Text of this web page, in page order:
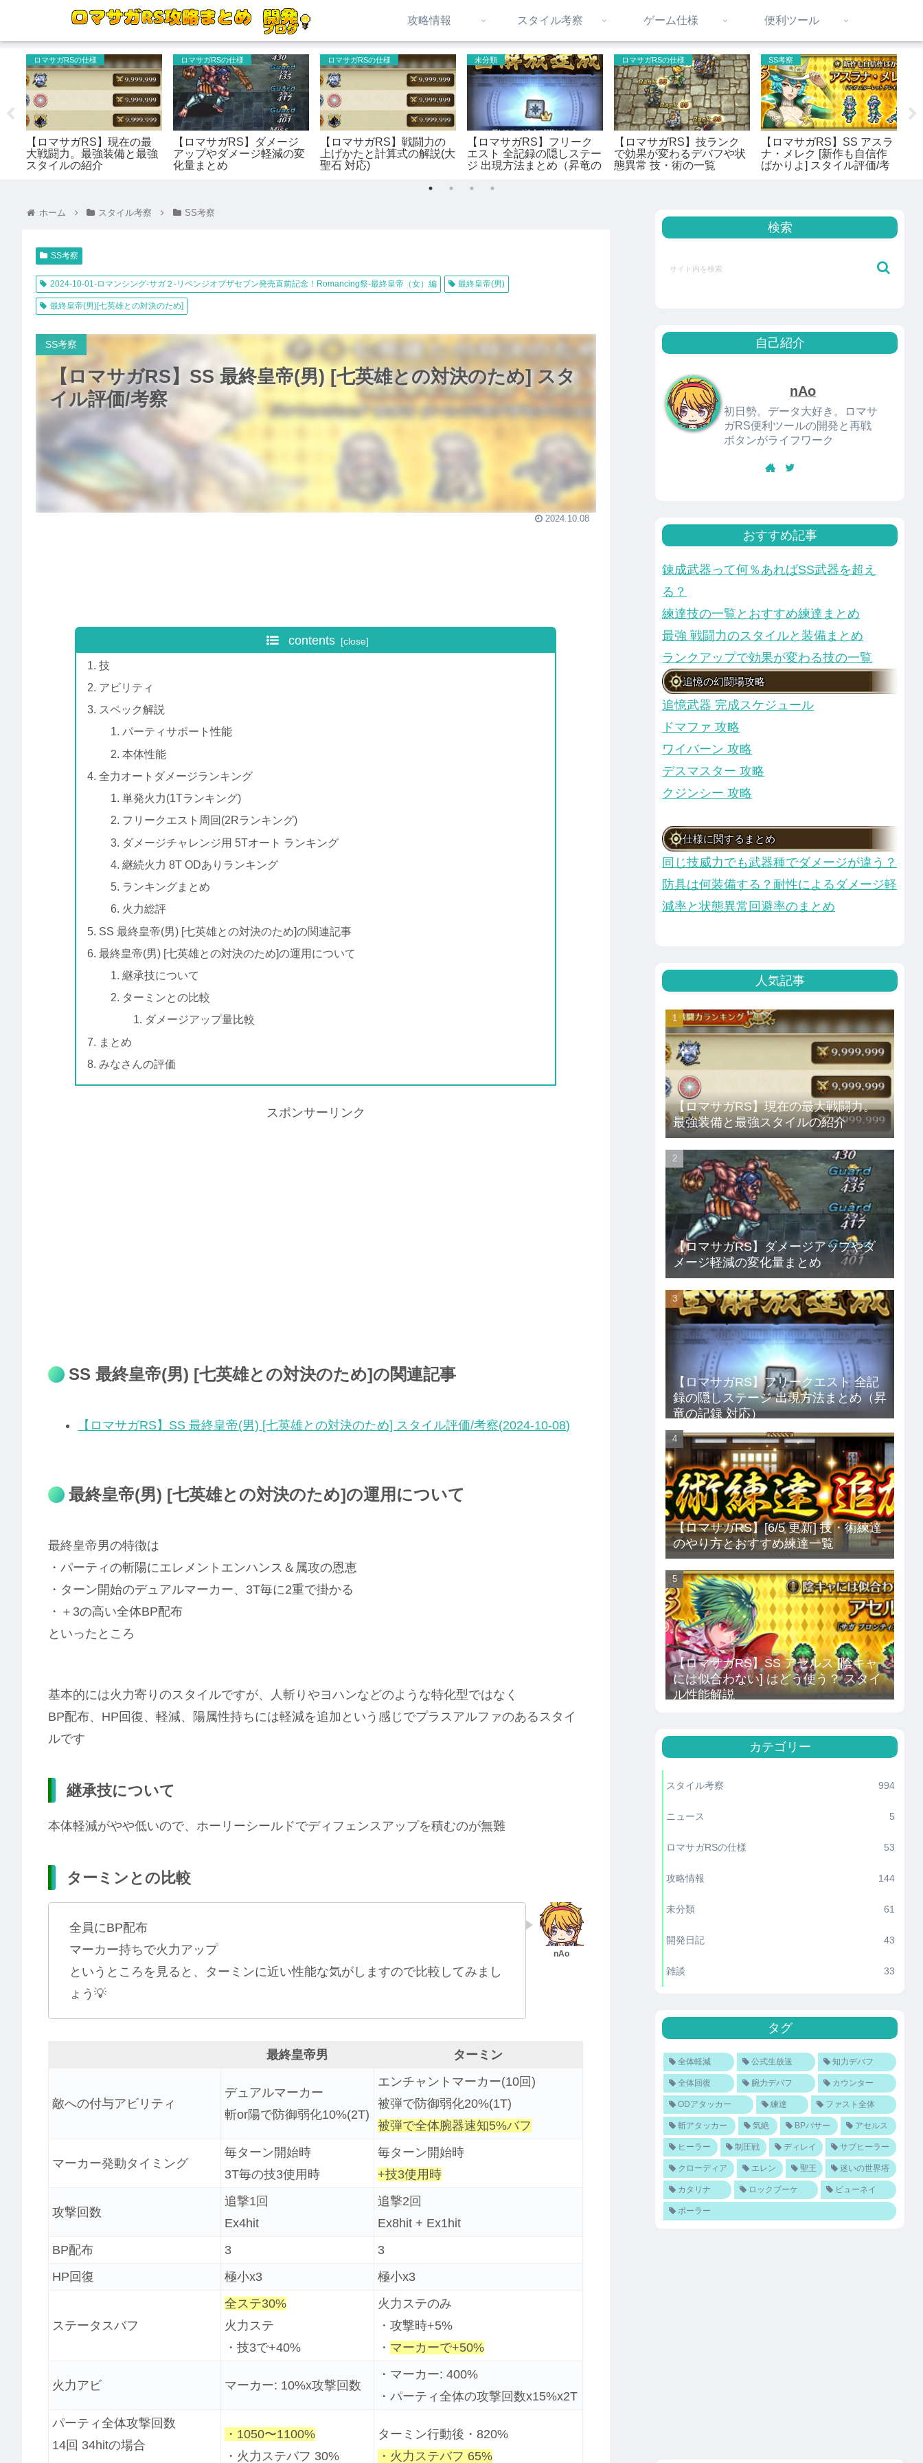
攻略情報 スタイル考察 ゲーム仕様 便利ツール
ロマサガRSの仕様
【ロマサガRS】現在の最
大戦闘力。最強装備と最強
スタイルの紹介
ロマサガRSの仕様
【ロマサガRS】ダメージ
アップやダメージ軽減の変
化量まとめ
ロマサガRSの仕様
【ロマサガRS】戦闘力の
上げかたと計算式の解説(大
聖石 対応)
未分類
【ロマサガRS】フリーク
エスト 全記録の隠しステー
ジ 出現方法まとめ（昇竜の
ロマサガRSの仕様
【ロマサガRS】技ランク
で効果が変わるデバフや状
態異常 技・術の一覧
SS考察
【ロマサガRS】SS アスラ
ナ・メレク [新作も自信作
ばかりよ] スタイル評価/考
ホーム スタイル考察 SS考察
SS考察
2024-10-01-ロマンシング-サガ２-リベンジオブザセブン発売直前記念！Romancing祭-最終皇帝（女）編 最終皇帝(男)
最終皇帝(男)[七英雄との対決のため]
【ロマサガRS】SS 最終皇帝(男) [七英雄との対決のため] スタ
イル評価/考察
SS考察
2024.10.08
contents
技
アビリティ
スペック解説
パーティサポート性能
本体性能
全力オートダメージランキング
単発火力(1Tランキング)
フリークエスト周回(2Rランキング)
ダメージチャレンジ用 5Tオート ランキング
継続火力 8T ODありランキング
ランキングまとめ
火力総評
SS 最終皇帝(男) [七英雄との対決のため]の関連記事
最終皇帝(男) [七英雄との対決のため]の運用について
継承技について
ターミンとの比較
ダメージアップ量比較
まとめ
みなさんの評価
スポンサーリンク
SS 最終皇帝(男) [七英雄との対決のため]の関連記事
【ロマサガRS】SS 最終皇帝(男) [七英雄との対決のため] スタイル評価/考察(2024-10-08)
最終皇帝(男) [七英雄との対決のため]の運用について
最終皇帝男の特徴は
・パーティの斬陽にエレメントエンハンス＆属攻の恩恵
・ターン開始のデュアルマーカー、3T毎に2重で掛かる
・＋3の高い全体BP配布
といったところ
基本的には火力寄りのスタイルですが、人斬りやヨハンなどのような特化型ではなく
BP配布、HP回復、軽減、陽属性持ちには軽減を追加という感じでプラスアルファのあるスタイ
ルです
継承技について
本体軽減がやや低いので、ホーリーシールドでディフェンスアップを積むのが無難
ターミンとの比較
全員にBP配布
マーカー持ちで火力アップ
というところを見ると、ターミンに近い性能な気がしますので比較してみまし
ょう💡
最終皇帝男 ターミン
敵への付与アビリティ
デュアルマーカー
斬or陽で防御弱化10%(2T)
エンチャントマーカー(10回)
被弾で防御弱化20%(1T)
被弾で全体腕器速知5%バフ
マーカー発動タイミング
毎ターン開始時
3T毎の技3使用時
毎ターン開始時
+技3使用時
攻撃回数
追撃1回
Ex4hit
追撃2回
Ex8hit + Ex1hit
BP配布
3
3
HP回復
極小x3 極小x3
ステータスバフ
全ステ30%
火力ステ
・技3で+40%
火力ステのみ
・攻撃時+5%
・ マーカーで+50%
火力アビ マーカー: 10%x攻撃回数
・マーカー: 400%
・パーティ全体の攻撃回数x15%x2T
パーティ全体攻撃回数
14回 34hitの場合
・1050〜1100%
・火力ステバフ 30%
ターミン行動後・820%
・火力ステバフ 65%
検索
自己紹介
nAo
初日勢。データ大好き。ロマサ
ガRS便利ツールの開発と再戦
ボタンがライフワーク
おすすめ記事
錬成武器って何％あればSS武器を超え
る？
練達技の一覧とおすすめ練達まとめ
最強 戦闘力のスタイルと装備まとめ
ランクアップで効果が変わる技の一覧
追憶の幻闘場攻略
追憶武器 完成スケジュール
ドマファ 攻略
ワイバーン 攻略
デスマスター 攻略
クジンシー 攻略
仕様に関するまとめ
同じ技威力でも武器種でダメージが違う？
防具は何装備する？耐性によるダメージ軽
減率と状態異常回避率のまとめ
人気記事
【ロマサガRS】現在の最大戦闘力。
最強装備と最強スタイルの紹介
【ロマサガRS】ダメージアップやダ
メージ軽減の変化量まとめ
【ロマサガRS】フリークエスト 全記
録の隠しステージ 出現方法まとめ（昇
竜の記録 対応）
【ロマサガRS】[6/5 更新] 技・術練達
のやり方とおすすめ練達一覧
【ロマサガRS】SS アセルス [陰キャ
には似合わない] はどう使う？ スタイ
ル性能解説
カテゴリー
スタイル考察 994
ニュース 5
ロマサガRSの仕様 53
攻略情報 144
未分類 61
開発日記 43
雑談 33
タグ
全体軽減 公式生放送 知力デバフ
全体回復 腕力デバフ カウンター
ODアタッカー 練達 ファスト全体
斬アタッカー 気絶 BPパサー アセルス
ヒーラー 制圧戦 ディレイ サブヒーラー
クローディア エレン 聖王 迷いの世界塔
カタリナ ロックブーケ ビューネイ
ボーラー